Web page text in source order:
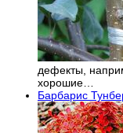
дефекты,
хорошие…
Барбарис